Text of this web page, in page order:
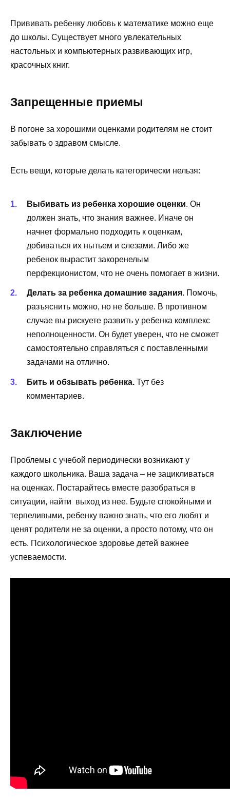
Прививать ребенку любовь к математике можно еще
до школы. Существует много увлекательных
настольных и компьютерных развивающих игр,
красочных книг.
Запрещенные приемы
В погоне за хорошими оценками родителям не стоит
забывать о здравом смысле.
Есть вещи, которые делать категорически нельзя:
Выбивать из ребенка хорошие оценки. Он
должен знать, что знания важнее. Иначе он
начнет формально подходить к оценкам,
добиваться их нытьем и слезами. Либо же
ребенок вырастит закоренелым
перфекционистом, что не очень помогает в жизни.
Делать за ребенка домашние задания. Помочь,
разъяснить можно, но не больше. В противном
случае вы рискуете развить у ребенка комплекс
неполноценности. Он будет уверен, что не сможет
самостоятельно справляться с поставленными
задачами на отлично.
Бить и обзывать ребенка. Тут без
комментариев.
Заключение
Проблемы с учебой периодически возникают у
каждого школьника. Ваша задача – не зацикливаться
на оценках. Постарайтесь вместе разобраться в
ситуации, найти выход из нее. Будьте спокойными и
терпеливыми, ребенку важно знать, что его любят и
ценят родители не за оценки, а просто потому, что он
есть. Психологическое здоровье детей важнее
успеваемости.